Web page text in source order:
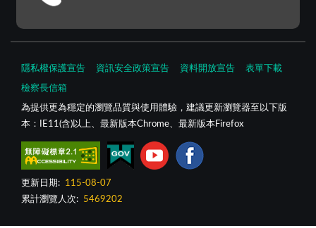
隱私權保護宣告 資訊安全政策宣告 資料開放宣告 表單下載
檢察長信箱
為提供更為穩定的瀏覽品質與使用體驗，建議更新瀏覽器至以下版
本：IE11(含)以上、最新版本Chrome、最新版本Firefox
更新日期:
115-08-07
累計瀏覽人次:
5469202